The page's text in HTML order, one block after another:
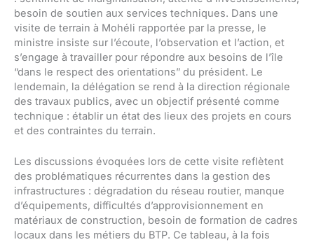
besoin de soutien aux services techniques. Dans une
visite de terrain à Mohéli rapportée par la presse, le
ministre insiste sur l’écoute, l’observation et l’action, et
s’engage à travailler pour répondre aux besoins de l’île
“dans le respect des orientations” du président. Le
lendemain, la délégation se rend à la direction régionale
des travaux publics, avec un objectif présenté comme
technique : établir un état des lieux des projets en cours
et des contraintes du terrain.
Les discussions évoquées lors de cette visite reflètent
des problématiques récurrentes dans la gestion des
infrastructures : dégradation du réseau routier, manque
d’équipements, difficultés d’approvisionnement en
matériaux de construction, besoin de formation de cadres
locaux dans les métiers du BTP. Ce tableau, à la fois